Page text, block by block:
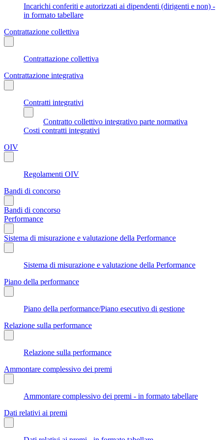
Incarichi conferiti e autorizzati ai dipendenti (dirigenti e non) -
in formato tabellare
Contrattazione collettiva
Contrattazione collettiva
Contrattazione integrativa
Contratti integrativi
Contratto collettivo integrativo parte normativa
Costi contratti integrativi
OIV
Regolamenti OIV
Bandi di concorso
Bandi di concorso
Performance
Sistema di misurazione e valutazione della Performance
Sistema di misurazione e valutazione della Performance
Piano della performance
Piano della performance/Piano esecutivo di gestione
Relazione sulla performance
Relazione sulla performance
Ammontare complessivo dei premi
Ammontare complessivo dei premi - in formato tabellare
Dati relativi ai premi